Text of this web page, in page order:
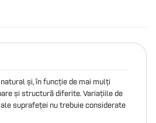
și, în funcție de mai mulți
și structură diferite. Variațiile de
suprafeței nu trebuie considerate